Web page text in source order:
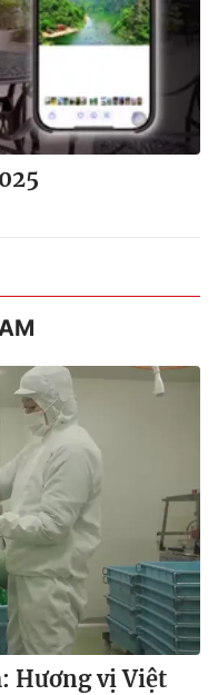
Hương vị Việt